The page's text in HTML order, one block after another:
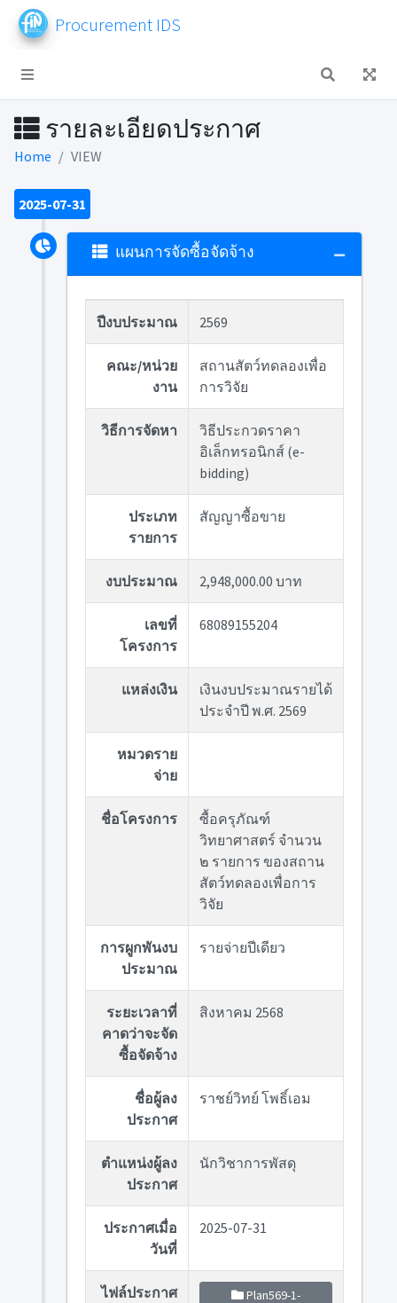
Procurement IDS
รายละเอียดประกาศ
Home VIEW
2025-07-31
แผนการจัดซื้อจัดจ้าง
ปีงบประมาณ 2569
คณะ/หน่วย
งาน
สถานสัตว์ทดลองเพื่อ
การวิจัย
วิธีการจัดหา
วิธีประกวดราคา
อิเล็กทรอนิกส์ (e-
bidding)
ประเภท
รายการ
สัญญาซื้อขาย
งบประมาณ 2,948,000.00 บาท
เลขที่
โครงการ
68089155204
แหล่งเงิน
เงินงบประมาณรายได้
ประจำปี พ.ศ. 2569
หมวดราย
จ่าย
ชื่อโครงการ
ซื้อครุภัณฑ์
วิทยาศาสตร์ จำนวน
๒ รายการ ของสถาน
สัตว์ทดลองเพื่อการ
วิจัย
การผูกพันงบ
ประมาณ
รายจ่ายปีเดียว
ระยะเวลาที่
คาดว่าจะจัด
ซื้อจัดจ้าง
สิงหาคม 2568
ชื่อผู้ลง
ประกาศ
ราชย์วิทย์ โพธิ์เอม
ตำแหน่งผู้ลง
ประกาศ
นักวิชาการพัสดุ
ประกาศเมื่อ
วันที่
2025-07-31
ไฟล์ประกาศ
Plan569-1-